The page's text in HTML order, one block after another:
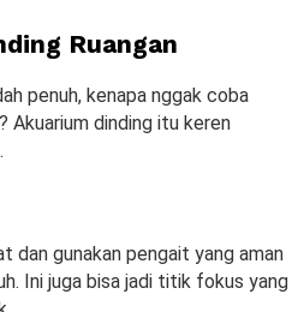
Ruangan
penuh, kenapa nggak coba
Akuarium dinding itu keren
dan gunakan pengait yang aman
Ini juga bisa jadi titik fokus yang